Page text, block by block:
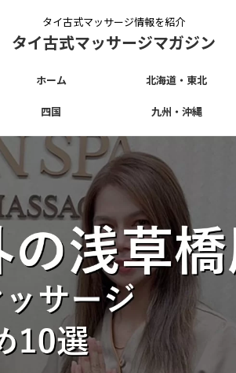
タイ古式マッサージ情報を紹介
タイ古式マッサージマガジン
ホーム 北海道・東北
四国 九州・沖縄